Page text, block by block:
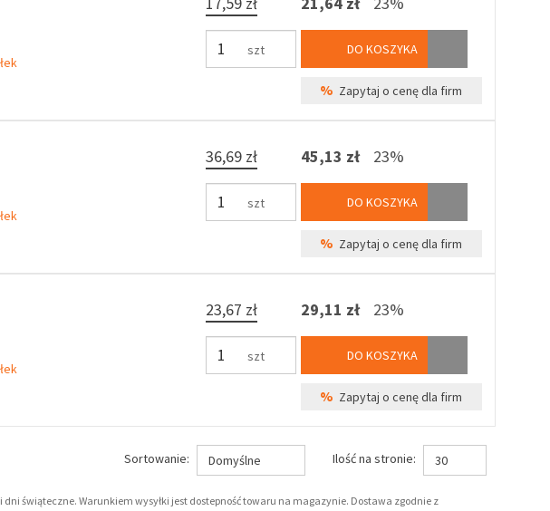
szt DO KOSZYKA
% Zapytaj o cenę dla firm
36,69 zł
szt
45,13 zł 23%
DO KOSZYKA
% Zapytaj o cenę dla firm
23,67 zł
szt
29,11 zł 23%
DO KOSZYKA
% Zapytaj o cenę dla firm
Sortowanie: Domyślne Ilość na stronie: 30
świąteczne. Warunkiem wysyłki jest dostepność towaru na magazynie. Dostawa zgodnie z